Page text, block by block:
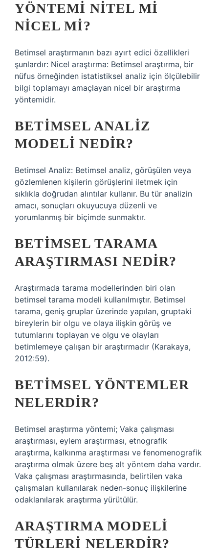
YÖNTEMI NITEL MI
NICEL MI?
Betimsel araştırmanın bazı ayırt edici özellikleri
şunlardır: Nicel araştırma: Betimsel araştırma, bir
nüfus örneğinden istatistiksel analiz için ölçülebilir
bilgi toplamayı amaçlayan nicel bir araştırma
yöntemidir.
BETIMSEL ANALIZ
MODELI NEDIR?
Betimsel Analiz: Betimsel analiz, görüşülen veya
gözlemlenen kişilerin görüşlerini iletmek için
sıklıkla doğrudan alıntılar kullanır. Bu tür analizin
amacı, sonuçları okuyucuya düzenli ve
yorumlanmış bir biçimde sunmaktır.
BETIMSEL TARAMA
ARAŞTIRMASI NEDIR?
Araştırmada tarama modellerinden biri olan
betimsel tarama modeli kullanılmıştır. Betimsel
tarama, geniş gruplar üzerinde yapılan, gruptaki
bireylerin bir olgu ve olaya ilişkin görüş ve
tutumlarını toplayan ve olgu ve olayları
betimlemeye çalışan bir araştırmadır (Karakaya,
2012:59).
BETIMSEL YÖNTEMLER
NELERDIR?
Betimsel araştırma yöntemi; Vaka çalışması
araştırması, eylem araştırması, etnografik
araştırma, kalkınma araştırması ve fenomenografik
araştırma olmak üzere beş alt yöntem daha vardır.
Vaka çalışması araştırmasında, belirtilen vaka
çalışmaları kullanılarak neden-sonuç ilişkilerine
odaklanılarak araştırma yürütülür.
ARAŞTIRMA MODELI
TÜRLERI NELERDIR?